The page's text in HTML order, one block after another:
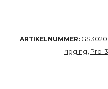
ARTIKELNUMMER:
rigging, Pro-